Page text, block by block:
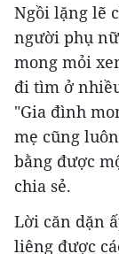
Ngồi lặng lẽ
người phụ
mong mỏi
đi tìm ở
"Gia đình
mẹ cũng
bằng được
chia sẻ.
Lời căn dặn
liêng được